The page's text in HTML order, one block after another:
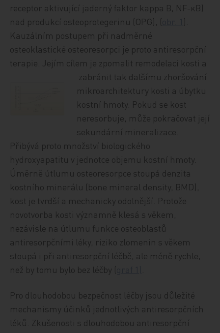
receptor aktivující jaderný faktor kappa B, NF-κB)
nad produkcí osteoprotegerinu (OPG), (
).
Kauzálním postupem při nadměrné
osteoklastické osteoresorpci je proto antiresorpční
terapie. Jejím cílem je zpomalit remodelaci kosti a
zabránit tak dalšímu zhoršování
mikroarchitektury kosti a úbytku
kostní hmoty. Pokud se kost
neresorbuje, může pokračovat její
sekundární mineralizace.
Přibývá proto množství biologického
hydroxyapatitu v jednotce objemu kostní hmoty.
Úměrně útlumu osteoresorpce stoupá denzita
kostního minerálu (bone mineral density, BMD),
kost je tvrdší a mechanicky odolnější. Protože
novotvorba kosti významně klesá s věkem,
nezávisle na útlumu funkce osteoblastů
antiresorpčními léky, riziko zlomenin s věkem
stoupá i při antiresorpční léčbě, ale méně rychle,
než by tomu bylo bez léčby (
Pro dlouhodobou bezpečnost léčby jsou důležité
mechanismy účinků jednotlivých antiresorpčních
léků. Zkušenosti s dlouhodobou antiresorpční